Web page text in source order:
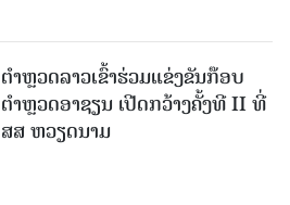
ຕຳຫຼວດລາວເຂົ້າຮ່ວມແຂ່ງຂັນກ໊ອບ
ຕຳຫຼວດອາຊຽນ ເປີດກວ້າງຄັ້ງທີ II ທີ່
ສສ ຫວຽດນາມ